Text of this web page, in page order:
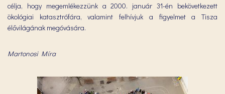
célja, hogy megemlékezzünk a 2000. január 31-én bekövetkezett
ökológiai katasztrófára, valamint felhívjuk a figyelmet a Tisza
élővilágának megóvására.
Martonosi Míra